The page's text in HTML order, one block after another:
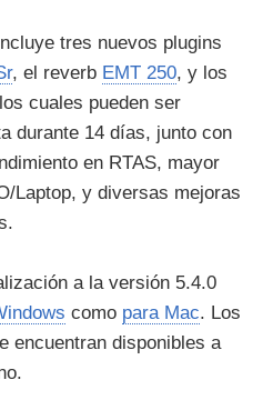
tres nuevos plugins
, el reverb EMT 250, y los
cuales pueden ser
durante 14 días, junto con
en RTAS, mayor
Laptop, y diversas mejoras
a la versión 5.4.0
como para Mac. Los
encuentran disponibles a